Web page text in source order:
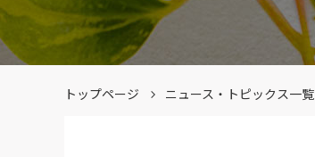
畜産
月刊「果樹」
トップページ ニュース・トピックス一覧